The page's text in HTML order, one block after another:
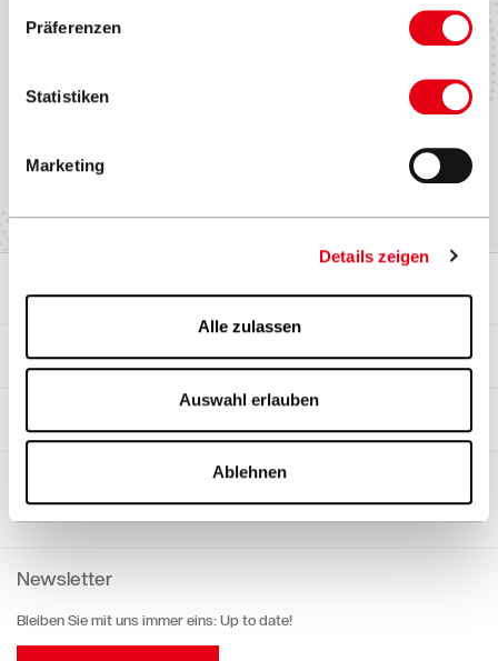
Präferenzen
Statistiken
Marketing
Details zeigen
Alle zulassen
Auswahl erlauben
Ablehnen
Seitenmastschirme VITA® Collection
Newsletter
Bleiben Sie mit uns immer eins: Up to date!
Sonnenschirme
Referenzen
Sponsoring